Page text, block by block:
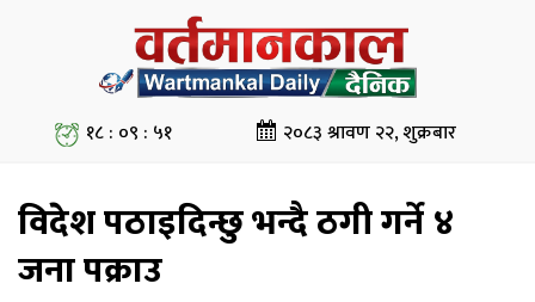
१८ : ०९ : ५२ २०८३ श्रावण २२, शुक्रबार
विदेश पठाइदिन्छु भन्दै ठगी गर्ने ४
जना पक्राउ